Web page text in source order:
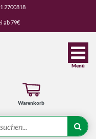
2700818
ab 79€
Warenkorb
Menü